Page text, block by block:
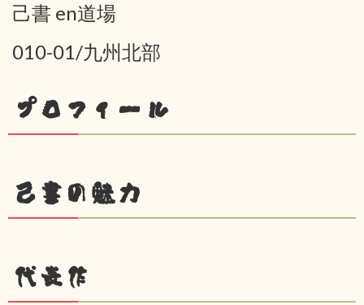
己書 en道場
010-01/九州北部
プロフィール
己書の魅力
代表作